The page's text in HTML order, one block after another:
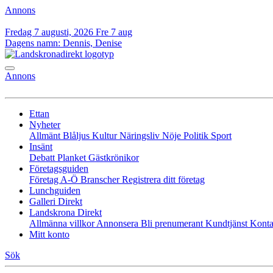
Annons
Fredag 7 augusti, 2026 Fre 7 aug
Dagens namn: Dennis, Denise
Annons
Ettan
Nyheter
Allmänt Blåljus KulturNäringsliv Nöje Politik Sport
Insänt
Debatt Planket Gästkrönikor
Företagsguiden
Företag A-Ö BranscherRegistrera ditt företag
Lunchguiden
Galleri Direkt
Landskrona Direkt
Allmänna villkorAnnonsera Bli prenumerant Kundtjänst
Mitt konto
Sök